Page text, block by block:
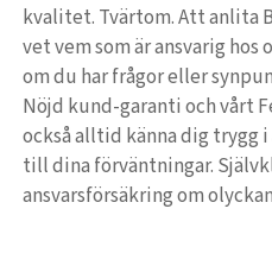
kvalitet. Tvärtom. Att anlita
vet vem som är ansvarig hos
om du har frågor eller
Nöjd kund-garanti och vårt
också alltid känna dig trygg
till dina förväntningar.
ansvarsförsäkring om